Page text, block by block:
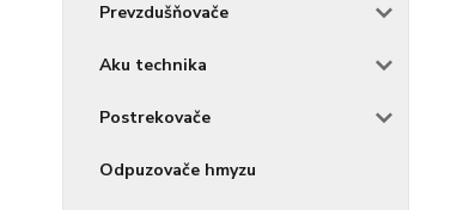
Prevzdušňovače
Aku technika
Postrekovače
Odpuzovače hmyzu